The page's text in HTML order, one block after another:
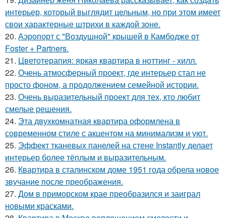
интерьер, который выглядит цельным, но при этом имеет
свои характерные штрихи в каждой зоне.
20. Аэропорт с "Воздушной" крышей в Камбодже от
Foster + Partners.
21. Цветотерапия: яркая квартира в ноттинг - хилл.
22. Очень атмосферный проект, где интерьер стал не
просто фоном, а продолжением семейной истории.
23. Очень выразительный проект для тех, кто любит
смелые решения.
24. Эта двухкомнатная квартира оформлена в
современном стиле с акцентом на минимализм и уют.
25. Эффект тканевых панелей на стене Instantly делает
интерьер более тёплым и выразительным.
26. Квартира в сталинском доме 1951 года обрела новое
звучание после преображения.
27. Дом в приморском крае преобразился и заиграл
новыми красками.